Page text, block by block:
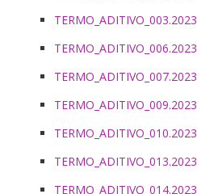
TERMO_ADITIVO_003.2023
TERMO_ADITIVO_006.2023
TERMO_ADITIVO_007.2023
TERMO_ADITIVO_009.2023
TERMO_ADITIVO_010.2023
TERMO_ADITIVO_013.2023
TERMO_ADITIVO_014.2023